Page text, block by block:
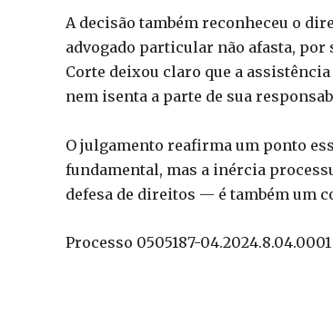
A decisão também reconheceu o
advogado particular não afasta,
Corte deixou claro que a
nem isenta a parte de sua
O julgamento reafirma um ponto
fundamental, mas a inércia
defesa de direitos — é também um
Processo 0505187-04.2024.8.04.0001